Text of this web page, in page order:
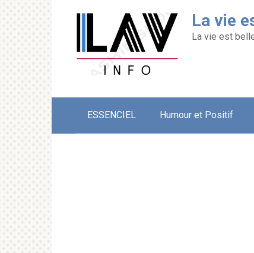
La vie
La vie est
ESSENCIEL Humour et Positif